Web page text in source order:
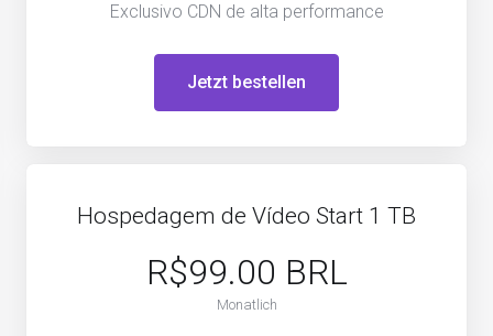
Exclusivo CDN de alta performance
Jetzt bestellen
Hospedagem de Vídeo Start 1 TB
R$99.00 BRL
Monatlich